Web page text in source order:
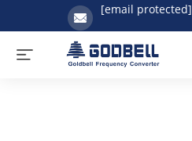
[email protected]